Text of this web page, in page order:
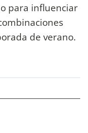
para influenciar
de verano.